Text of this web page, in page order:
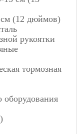
(12 дюймов)
рукоятки
тормозная
оборудования